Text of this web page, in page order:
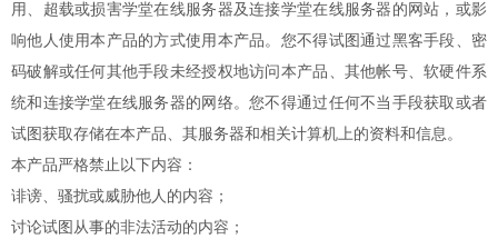
用、超载或损害学堂在线服务器及连接学堂在线服务器的网站，或影
响他人使用本产品的方式使用本产品。您不得试图通过黑客手段、密
码破解或任何其他手段未经授权地访问本产品、其他帐号、软硬件系
统和连接学堂在线服务器的网络。您不得通过任何不当手段获取或者
试图获取存储在本产品、其服务器和相关计算机上的资料和信息。
本产品严格禁止以下内容：
诽谤、骚扰或威胁他人的内容；
讨论试图从事的非法活动的内容；